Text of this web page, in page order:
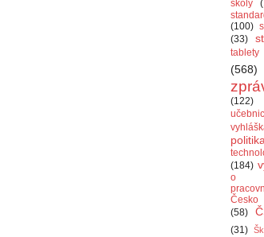
školy
(100)
(33)
tablety
(568)
(122)
politika
(184)
o
(58)
(31)